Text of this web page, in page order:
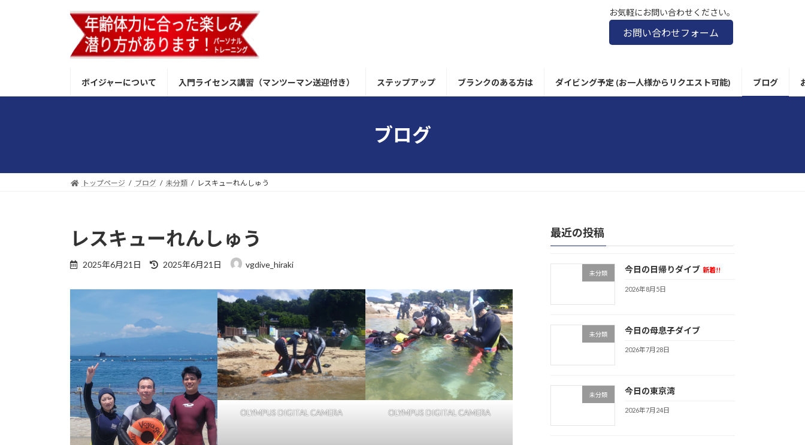
お気軽にお問い合わせください。
お問い合わせフォーム
ボイジャーについて 入門ライセンス講習（マンツーマン送迎付き） ステップアップ ブランクのある方は ダイビング予定 (お一人様からリクエスト可能) ブログ
ブログ
トップページ ブログ 未分類 レスキューれんしゅう
レスキューれんしゅう
2025年6月21日
最
:
2025年6月21日 vgdive_hiraki
OLYMPUS DIGITAL CAMERA OLYMPUS DIGITAL CAMERA
最近の投稿
未分類 今日の日帰りダイブ 新着!!
2026年8月5日
未分類 今日の母息子ダイブ
2026年7月28日
未分類 今日の東京湾
2026年7月24日